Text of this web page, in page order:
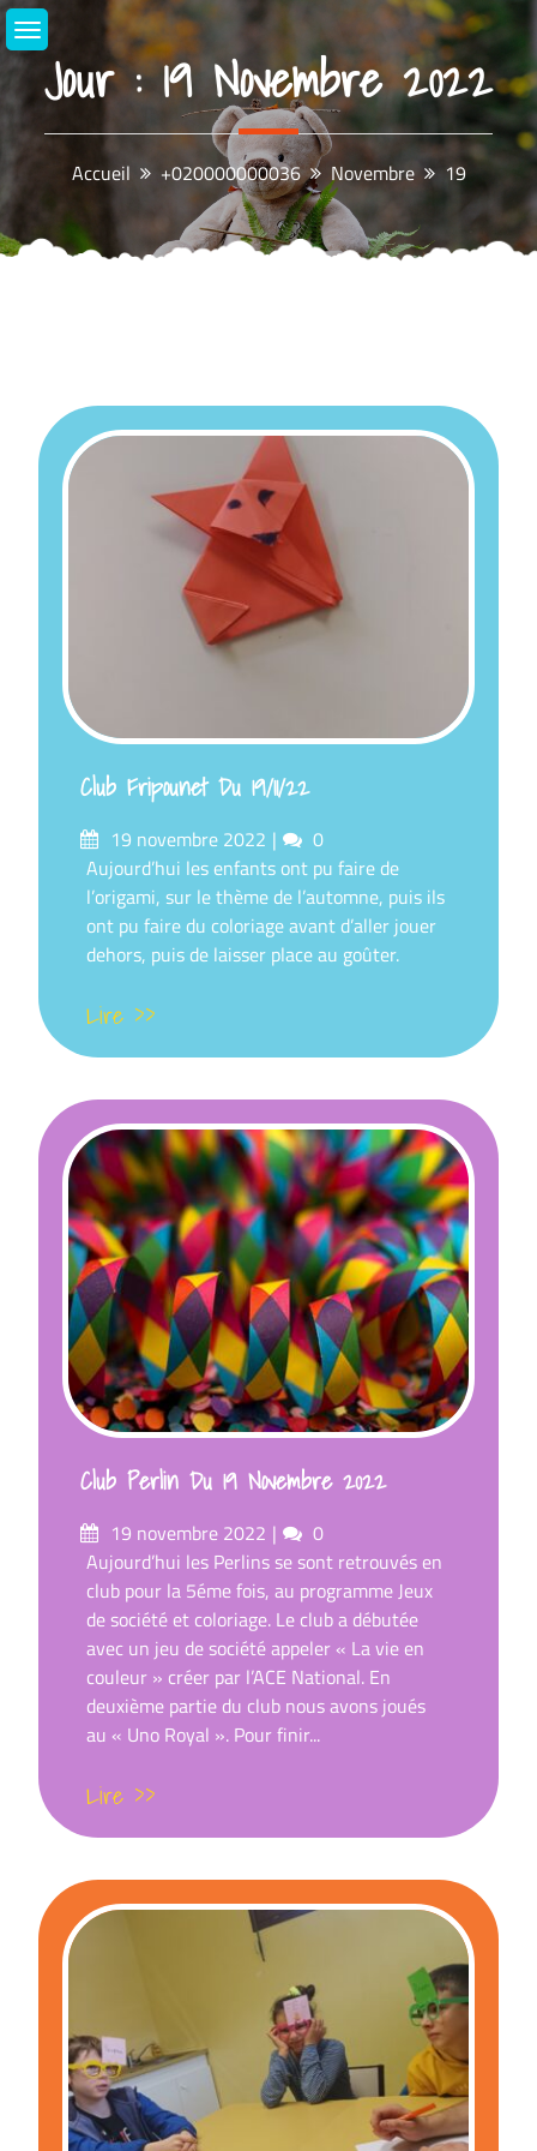
Aller
au
contenuJour :19 Novembre 2022
Accueil +020000000036 Novembre 19
Club Fripounet Du 19/11/22
Posté
sur
19 novembre 2022 commentaires
0
Aujourd’hui les enfants ont pu faire de
l’origami, sur le thème de l’automne, puis ils
ont pu faire du coloriage avant d’aller jouer
dehors, puis de laisser place au goûter.
Lire >>
Club Perlin Du 19 Novembre 2022
Posté
sur
19 novembre 2022 commentaires
0
Aujourd’hui les Perlins se sont retrouvés en
club pour la 5éme fois, au programme Jeux
de société et coloriage. Le club a débutée
avec un jeu de société appeler « La vie en
couleur » créer par l’ACE National. En
deuxième partie du club nous avons joués
au « Uno Royal ». Pour finir...
Lire >>